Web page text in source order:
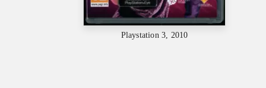
Playstation 3, 2010